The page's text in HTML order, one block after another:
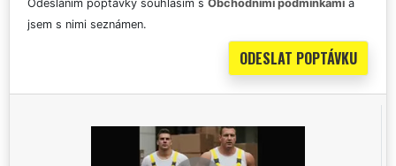
Odesláním poptávky souhlasím s Obchodními podmínkami a
jsem s nimi seznámen.